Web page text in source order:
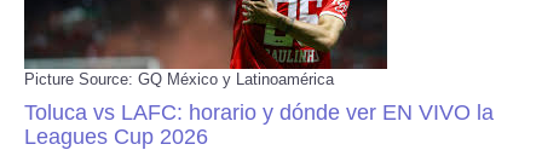
Picture Source: GQ México y Latinoamérica
Toluca vs LAFC: horario y dónde ver EN VIVO la
Leagues Cup 2026